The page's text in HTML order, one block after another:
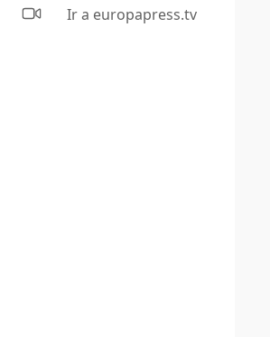
Ir a europapress.tv